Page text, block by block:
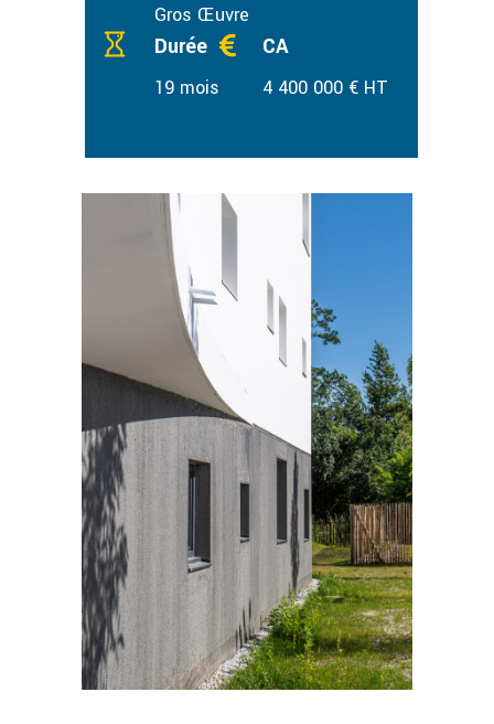
Gros Œuvre
Durée
19 mois
CA
4 400 000 € HT